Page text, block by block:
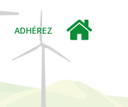
ADHÉREZ